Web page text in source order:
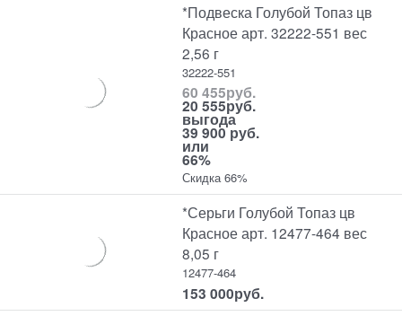
*Подвеска Голубой Топаз цв
Красное арт. 32222-551 вес
2,56 г
32222-551
60 455руб.
20 555руб.
выгода
39 900 руб.
или
66%
Скидка 66%
*Серьги Голубой Топаз цв
Красное арт. 12477-464 вес
8,05 г
12477-464
153 000руб.